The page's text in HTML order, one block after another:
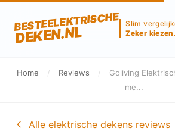
BESTEELEKTRISCHE
DEKEN.NL
Slim
Zeker kiezen.
Home / Reviews /
Goliving
me...
Alle elektrische dekens reviews